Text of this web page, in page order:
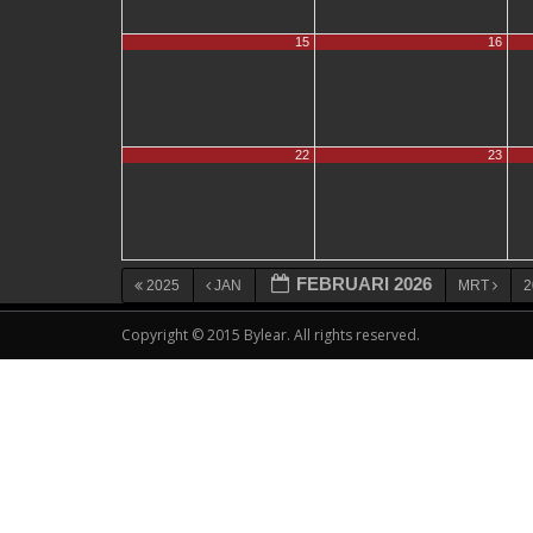
15 16
22 23
2025 JAN FEBRUARI 2026 MRT
Copyright © 2015 Bylear. All rights reserved.